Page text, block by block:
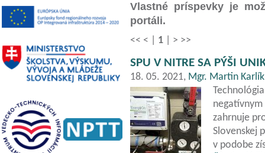
Vlastné príspevky je
portáli.
<< < 1 > >>
SPU V NITRE SA PÝŠI
18. 05. 2021, Mgr. Martin Karlík
zahrnuje
Slovenskej
v podobe